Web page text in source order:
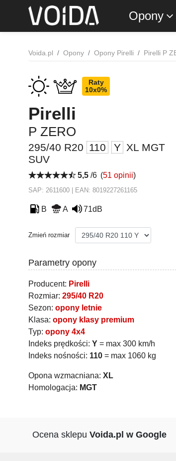
Opony
Voida.pl Opony Opony Pirelli Pirelli P
Raty
10x0%
Pirelli
P ZERO
295/40 R20 110 Y XL MGT
SUV
5,5 /6 (51 opinii)
SAP: 2611600 | EAN: 8019227261165
B A 71dB
Zmień rozmiar
Parametry opony
Producent: Pirelli
Rozmiar: 295/40 R20
Sezon: opony letnie
Klasa: opony klasy premium
Typ: opony 4x4
Indeks prędkości: Y = max 300 km/h
Indeks nośności: 110 = max 1060 kg
Opona wzmacniana: XL
Homologacja: MGT
Ocena sklepu Voida.pl w Google